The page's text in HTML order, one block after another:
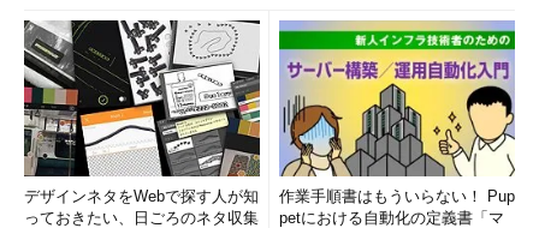
デザインネタをWebで探す人が知
っておきたい、日ごろのネタ収集
作業手順書はもういらない！ Pup
petにおける自動化の定義書「マ